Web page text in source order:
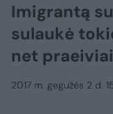
Imigrantą
sulaukė
net praeiviai
2017 m. gegužės 2 d.